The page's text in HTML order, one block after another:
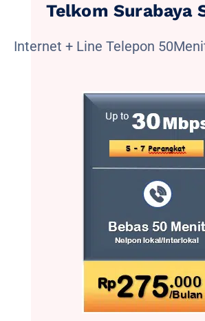
Telkom Surabaya
Internet + Line Telepon